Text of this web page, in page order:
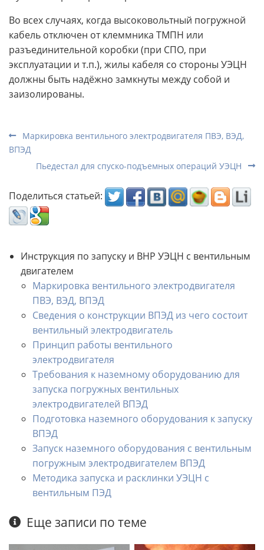
Во всех случаях, когда высоковольтный погружной
кабель отключен от клеммника ТМПН или
разъединительной коробки (при СПО, при
эксплуатации и т.п.), жилы кабеля со стороны УЭЦН
должны быть надёжно замкнуты между собой и
заизолированы.
Маркировка вентильного электродвигателя ПВЭ, ВЭД,
ВПЭД
Пьедестал для спуско-подъемных операций УЭЦН
Поделиться статьей:
Инструкция по запуску и ВНР УЭЦН с вентильным
двигателем
Маркировка вентильного электродвигателя
ПВЭ, ВЭД, ВПЭД
Сведения о конструкции ВПЭД из чего состоит
вентильный электродвигатель
Принцип работы вентильного
электродвигателя
Требования к наземному оборудованию для
запуска погружных вентильных
электродвигателей ВПЭД
Подготовка наземного оборудования к запуску
ВПЭД
Запуск наземного оборудования с вентильным
погружным электродвигателем ВПЭД
Методика запуска и расклинки УЭЦН с
вентильным ПЭД
Еще записи по теме